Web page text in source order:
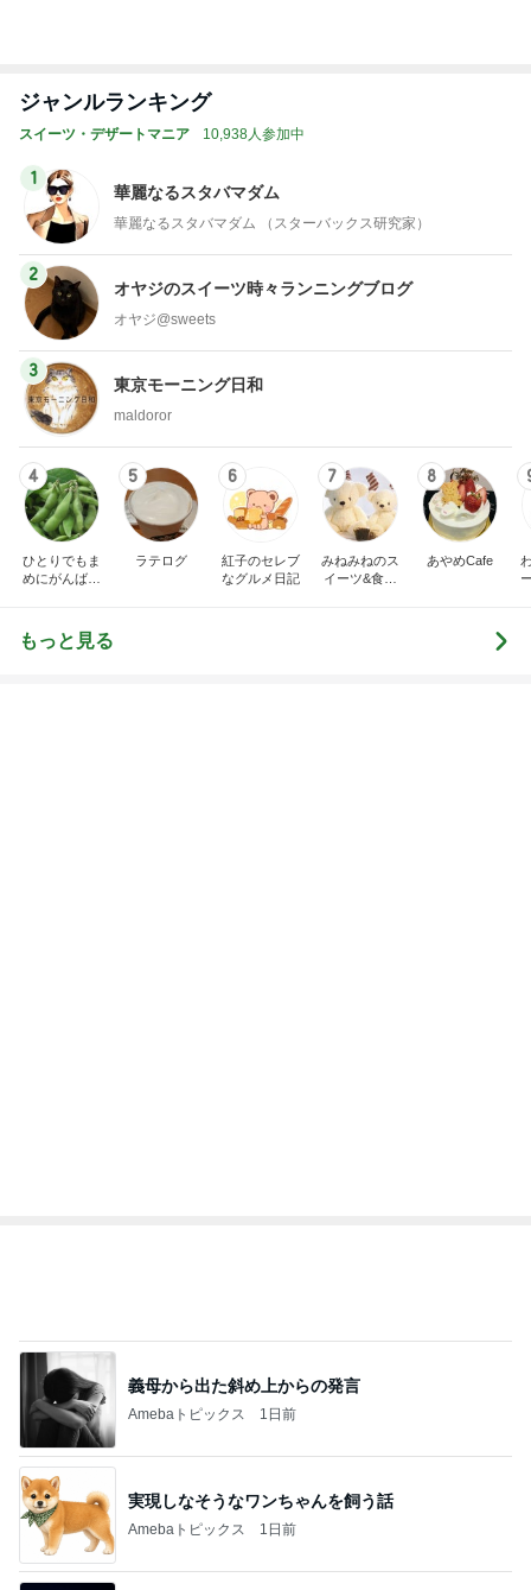
ジャンルランキング
スイーツ・デザートマニア 10,938人参加中
1
華麗なるスタバマダム
華麗なるスタバマダム （スターバックス研究家）
2
オヤジのスイーツ時々ランニングブログ
オヤジ@sweets
3
東京モーニング日和
maldoror
4
ひとりでもま
めにがんばる
5
ラテログ
6
紅子のセレブ
なグルメ日記
7
みねみねのス
イーツ&食パ
8
あやめCafe
もっと見る
義母から出た斜め上からの発言
Amebaトピックス 1日前
実現しなそうなワンちゃんを飼う話
Amebaトピックス 1日前